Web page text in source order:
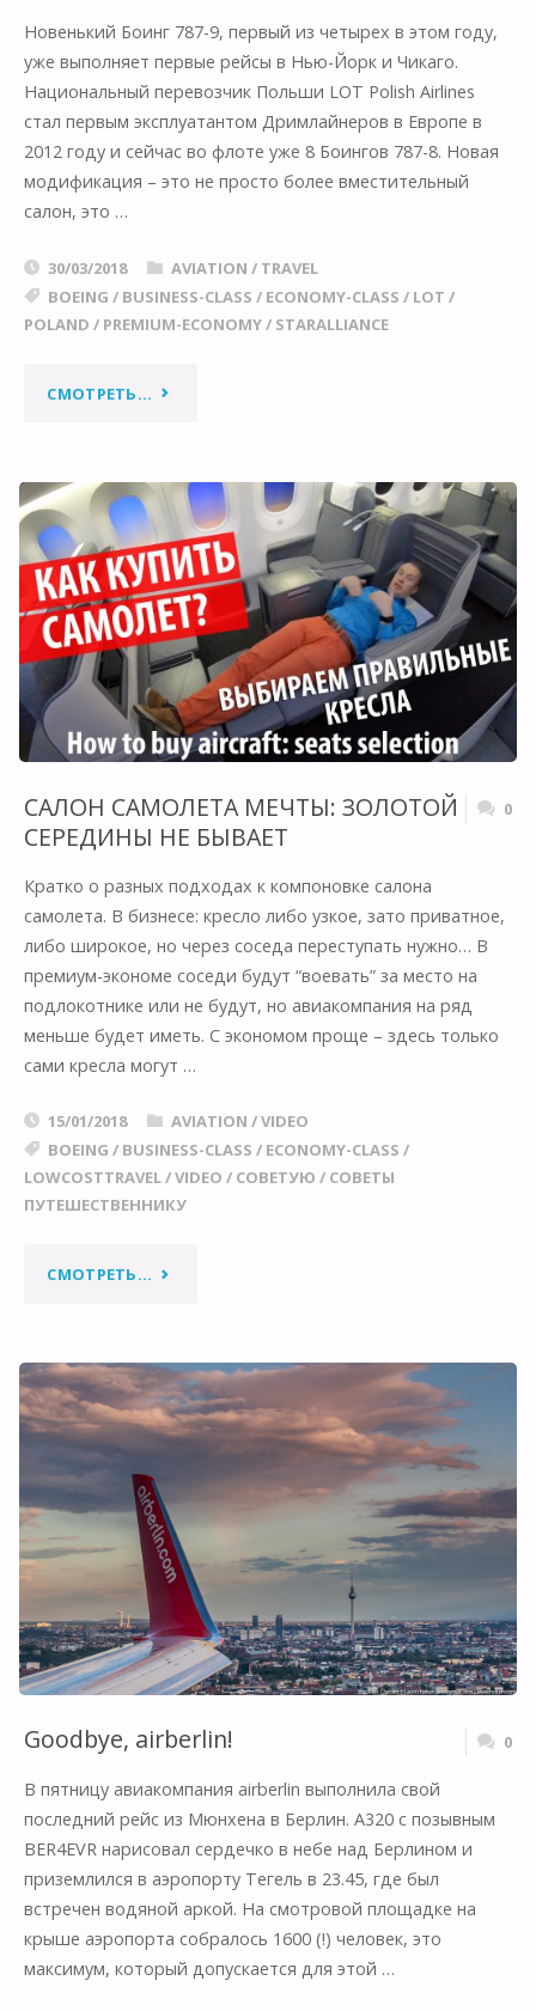
Новенький Боинг 787-9, первый из четырех в этом году,
уже выполняет первые рейсы в Нью-Йорк и Чикаго.
Национальный перевозчик Польши LOT Polish Airlines
стал первым эксплуатантом Дримлайнеров в Европе в
2012 году и сейчас во флоте уже 8 Боингов 787-8. Новая
модификация – это не просто более вместительный
салон, это …
30/03/2018 AVIATION / TRAVEL
BOEING / BUSINESS-CLASS / ECONOMY-CLASS / LOT /
POLAND / PREMIUM-ECONOMY/ STARALLIANCE
СМОТРЕТЬ... "ПОЛЬСКАЯ
BOEING
787-
9
LOT:
ВСЕ
ПОДРОБНОСТИ"
САЛОН САМОЛЕТА МЕЧТЫ: ЗОЛОТОЙ
СЕРЕДИНЫ НЕ БЫВАЕТ
0
Кратко о разных подходах к компоновке салона
самолета. В бизнесе: кресло либо узкое, зато приватное,
либо широкое, но через соседа переступать нужно… В
премиум-экономе соседи будут “воевать” за место на
подлокотнике или не будут, но авиакомпания на ряд
меньше будет иметь. С экономом проще – здесь только
сами кресла могут …
15/01/2018 AVIATION /VIDEO
BOEING / BUSINESS-CLASS / ECONOMY-CLASS /
LOWCOSTTRAVEL/VIDEO / СОВЕТУЮ / СОВЕТЫ
ПУТЕШЕСТВЕННИКУ
СМОТРЕТЬ... "САЛОН
МЕЧТЫ:
ЗОЛОТОЙ
СЕРЕДИНЫ
НЕ
БЫВАЕТ"
Goodbye, airberlin! 0
В пятницу авиакомпания airberlin выполнила свой
последний рейс из Мюнхена в Берлин. A320 c позывным
BER4EVR нарисовал сердечко в небе над Берлином и
приземлился в аэропорту Тегель в 23.45, где был
встречен водяной аркой. На смотровой площадке на
крыше аэропорта собралось 1600 (!) человек, это
максимум, который допускается для этой …